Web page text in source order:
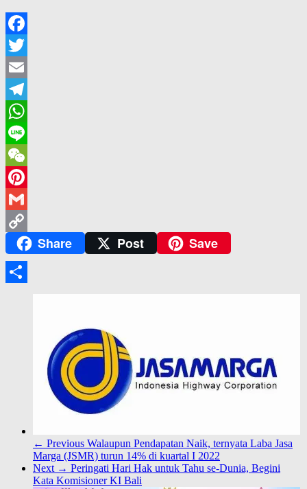
Facebook
Twitter
Email
Telegram
WhatsApp
Line
WeChat
Pinterest
Gmail
Copy
Link
Share Post Save
← Previous Walaupun Pendapatan Naik, ternyata Laba Jasa
Marga (JSMR) turun 14% di kuartal I 2022
Next → Peringati Hari Hak untuk Tahu se-Dunia, Begini
Kata Komisioner KI Bali